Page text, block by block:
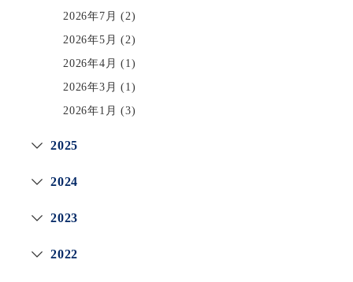
2026年7月 (2)
2026年5月 (2)
2026年4月 (1)
2026年3月 (1)
2026年1月 (3)
2025
2024
2023
2022